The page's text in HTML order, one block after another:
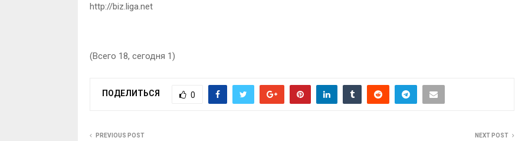
http://biz.liga.net
(Всего 18, сегодня 1)
ПОДЕЛИТЬСЯ 0
PREVIOUS POST NEXT POST